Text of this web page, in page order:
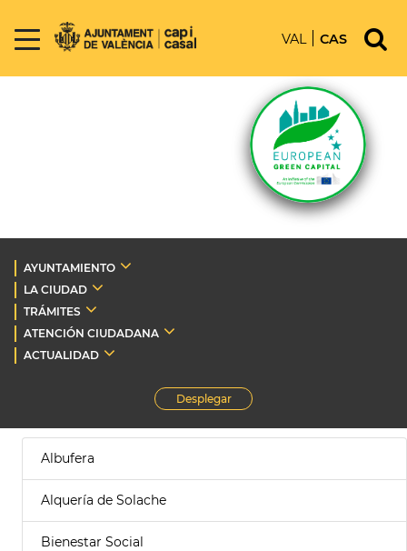
VAL CAS
AYUNTAMIENTO
LA CIUDAD
TRÁMITES
ATENCIÓN CIUDADANA
ACTUALIDAD
Desplegar
Albufera
Alquería de Solache
Bienestar Social